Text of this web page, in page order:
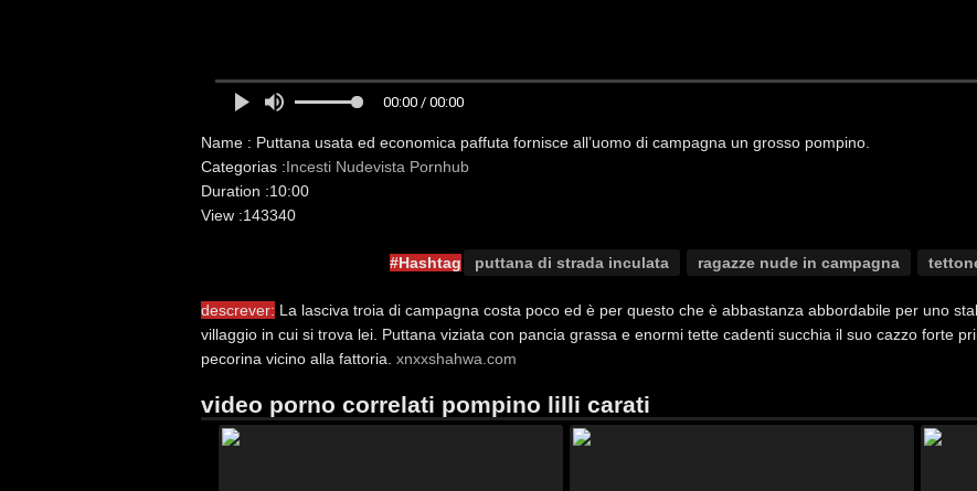
00:00 / 00:00
Name : Puttana usata ed economica paffuta fornisce all’uomo di campagna un grosso pompino.
Categorias :Incesti Nudevista Pornhub
Duration :10:00
View :143340
#Hashtag puttana di strada inculata ragazze nude in campagna
descrever: La lasciva troia di campagna costa poco ed è per questo che è abbastanza abbordabile per uno
villaggio in cui si trova lei. Puttana viziata con pancia grassa e enormi tette cadenti succhia il suo cazzo forte
pecorina vicino alla fattoria. xnxxshahwa.com
video porno correlati pompino lilli carati